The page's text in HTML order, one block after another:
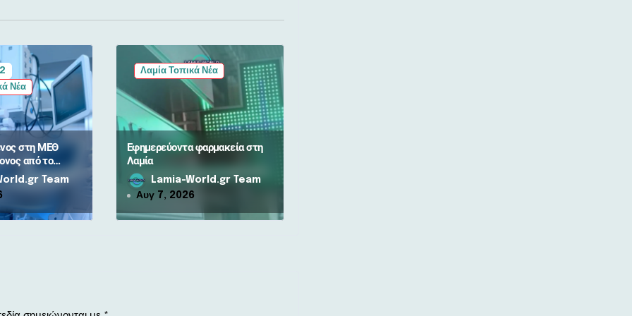
Νέα
στη ΜΕΘ
από το
–
Team
Λαμία Τοπικά Νέα
Εφημερεύοντα φαρμακεία στη
Λαμία
Lamia-World.gr Team
Αυγ 7, 2026